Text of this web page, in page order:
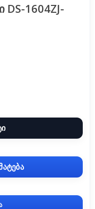
DS-1604ZJ-